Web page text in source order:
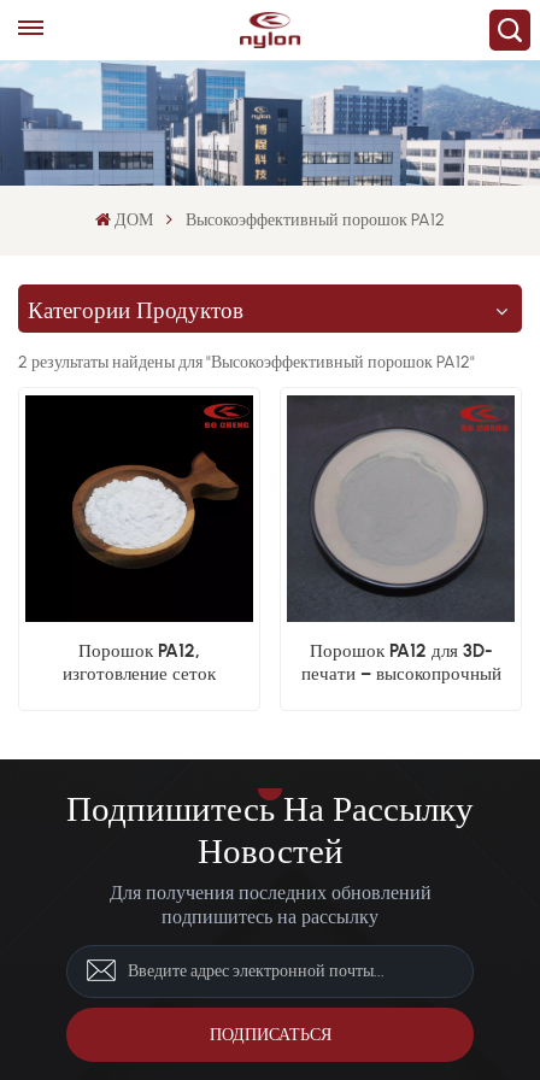
ДОМ Высокоэффективный порошок PA12
Категории Продуктов
2 результаты найдены для "Высокоэффективный порошок PA12"
Порошок PA12,
изготовление сеток
напыление, промышленное
Порошок PA12 для 3D-
печати – высокопрочный
Подпишитесь На Рассылку
Новостей
Для получения последних обновлений
подпишитесь на рассылку